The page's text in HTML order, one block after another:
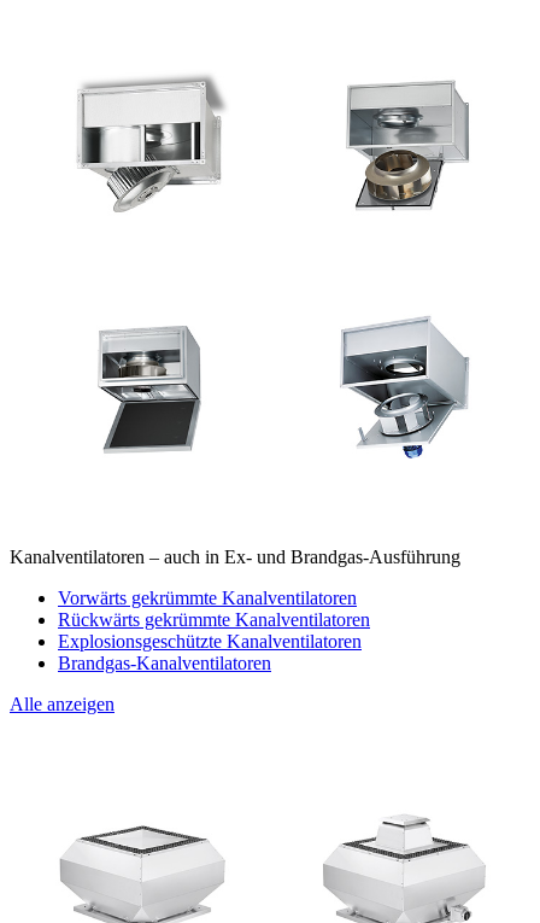
Kanalventilatoren – auch in Ex- und Brandgas-Ausführung
Vorwärts gekrümmte Kanalventilatoren
Rückwärts gekrümmte Kanalventilatoren
Explosionsgeschützte Kanalventilatoren
Brandgas-Kanalventilatoren
Alle anzeigen